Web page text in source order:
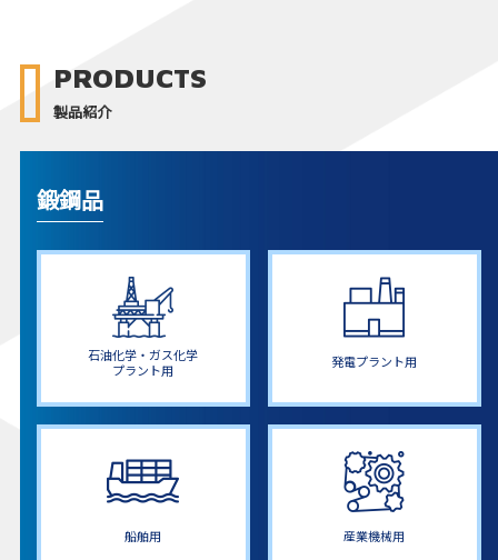
PRODUCTS
製品紹介
鍛鋼品
石油化学・ガス化学
プラント用
発電プラント用
船舶用 産業機械用